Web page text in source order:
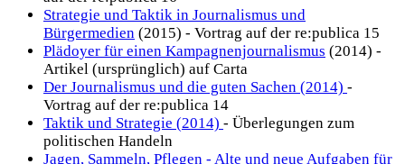
Strategie und Taktik in Journalismus und
Bürgermedien (2015) - Vortrag auf der re:publica 15
Plädoyer für einen Kampagnenjournalismus (2014) -
Artikel (ursprünglich) auf Carta
Der Journalismus und die guten Sachen (2014) -
Vortrag auf der re:publica 14
Taktik und Strategie (2014) - Überlegungen zum
politischen Handeln
Jagen, Sammeln, Pflegen - Alte und neue Aufgaben für